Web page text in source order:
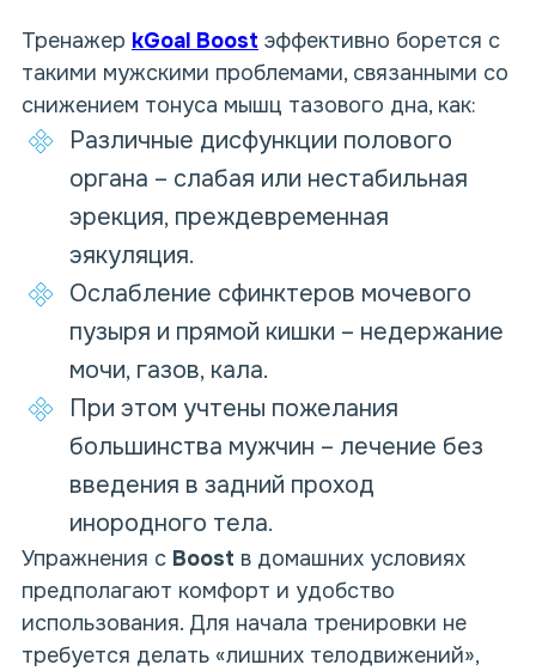
Тренажер kGoal Boost эффективно борется с
такими мужскими проблемами, связанными со
снижением тонуса мышц тазового дна, как:
Различные дисфункции полового
органа – слабая или нестабильная
эрекция, преждевременная
эякуляция.
Ослабление сфинктеров мочевого
пузыря и прямой кишки – недержание
мочи, газов, кала.
При этом учтены пожелания
большинства мужчин – лечение без
введения в задний проход
инородного тела.
Упражнения c Boost в домашних условиях
предполагают комфорт и удобство
использования. Для начала тренировки не
требуется делать «лишних телодвижений»,